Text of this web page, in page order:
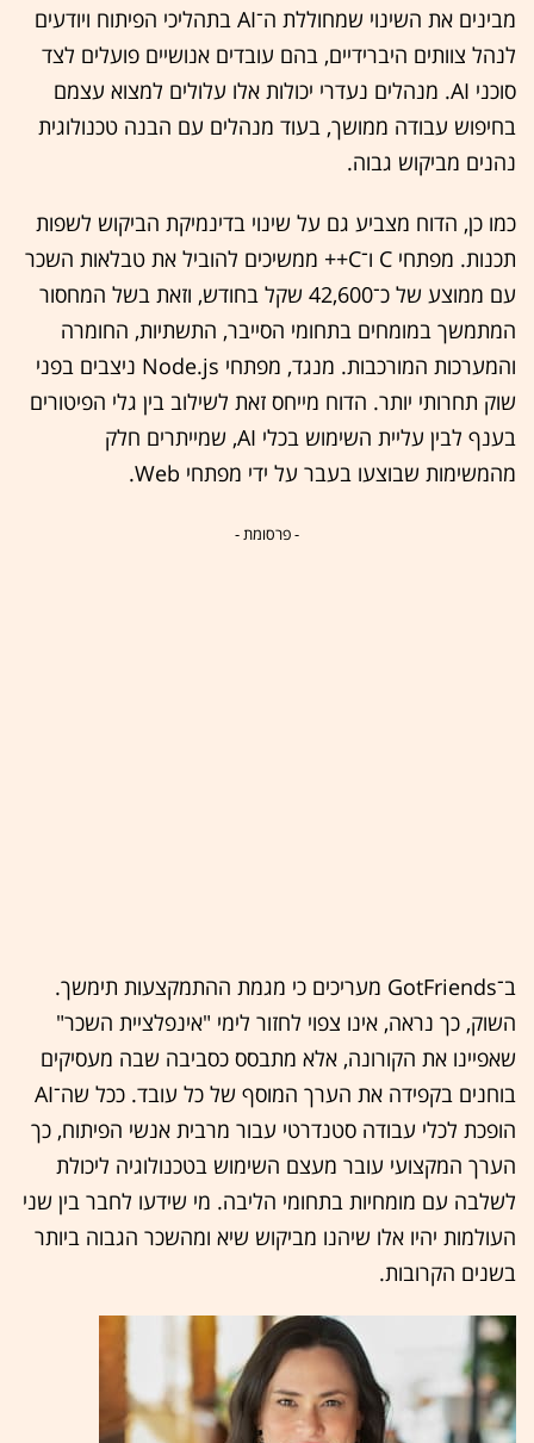
מבינים את השינוי שמחוללת ה־AI בתהליכי הפיתוח ויודעים
לנהל צוותים היברידיים, בהם עובדים אנושיים פועלים לצד
סוכני AI. מנהלים נעדרי יכולות אלו עלולים למצוא עצמם
בחיפוש עבודה ממושך, בעוד מנהלים עם הבנה טכנולוגית
נהנים מביקוש גבוה.
כמו כן, הדוח מצביע גם על שינוי בדינמיקת הביקוש לשפות
תכנות. מפתחי C ו־C++ ממשיכים להוביל את טבלאות השכר
עם ממוצע של כ־42,600 שקל בחודש, וזאת בשל המחסור
המתמשך במומחים בתחומי הסייבר, התשתיות, החומרה
והמערכות המורכבות. מנגד, מפתחי Node.js ניצבים בפני
שוק תחרותי יותר. הדוח מייחס זאת לשילוב בין גלי הפיטורים
בענף לבין עליית השימוש בכלי AI, שמייתרים חלק
מהמשימות שבוצעו בעבר על ידי מפתחי Web.
- פרסומת -
ב־GotFriends מעריכים כי מגמת ההתמקצעות תימשך.
השוק, כך נראה, אינו צפוי לחזור לימי "אינפלציית השכר"
שאפיינו את הקורונה, אלא מתבסס כסביבה שבה מעסיקים
בוחנים בקפידה את הערך המוסף של כל עובד. ככל שה־AI
הופכת לכלי עבודה סטנדרטי עבור מרבית אנשי הפיתוח, כך
הערך המקצועי עובר מעצם השימוש בטכנולוגיה ליכולת
לשלבה עם מומחיות בתחומי הליבה. מי שידעו לחבר בין שני
העולמות יהיו אלו שיהנו מביקוש שיא ומהשכר הגבוה ביותר
בשנים הקרובות.